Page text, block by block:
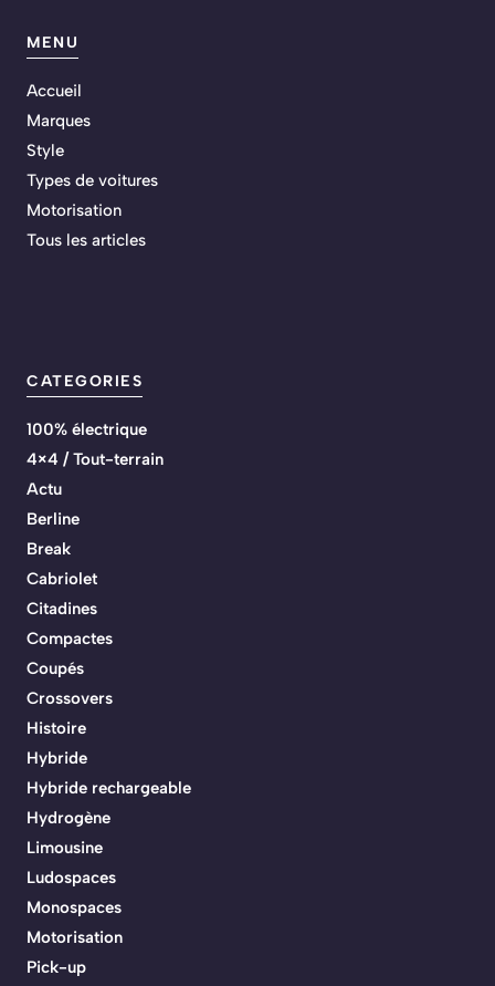
MENU
Accueil
Marques
Style
Types de voitures
Motorisation
Tous les articles
CATEGORIES
100% électrique
4×4 / Tout-terrain
Actu
Berline
Break
Cabriolet
Citadines
Compactes
Coupés
Crossovers
Histoire
Hybride
Hybride rechargeable
Hydrogène
Limousine
Ludospaces
Monospaces
Motorisation
Pick-up